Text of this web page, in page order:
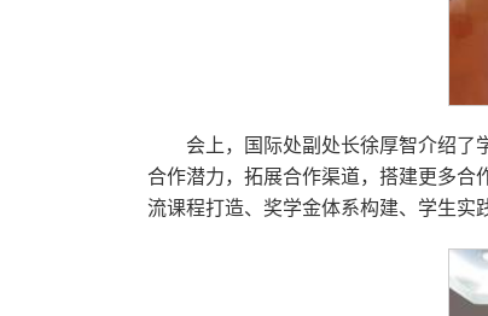
会上，国际处副处长徐厚智介绍了
合作潜力，拓展合作渠道，搭建更多合
流课程打造、奖学金体系构建、学生实